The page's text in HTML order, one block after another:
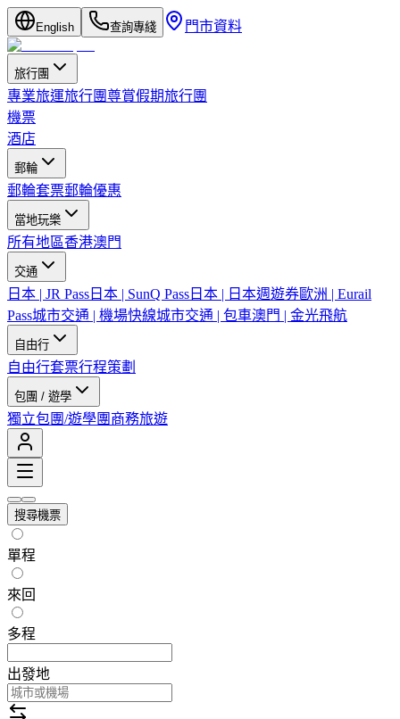
English 查詢專綫 門市資料
旅行團
專業旅運旅行團尊賞假期旅行團
機票
酒店
郵輪
郵輪套票郵輪優惠
當地玩樂
所有地區香港澳門
交通
日本 | JR Pass 日本 | SunQ Pass 日本 | 日本週遊券歐洲 | Eurail
Pass城市交通 | 機場快線城市交通 | 包車澳門 | 金光飛航
自由行
自由行套票行程策劃
包團 / 遊學
獨立包團/遊學團 商務旅遊
搜尋機票
單程
來回
多程
出發地